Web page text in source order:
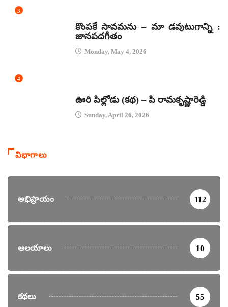
3
కొంపకే సావమను – మా డవుటుగాన్ని :
జానపదగీతం
Monday, May 4, 2026
4
ఊరి పిల్లోడు (కథ) – పి రామకృష్ణారెడ్డి
Sunday, April 26, 2026
విభాగాలు
అభిప్రాయం 112
ఆలయాలు 10
కథలు 55